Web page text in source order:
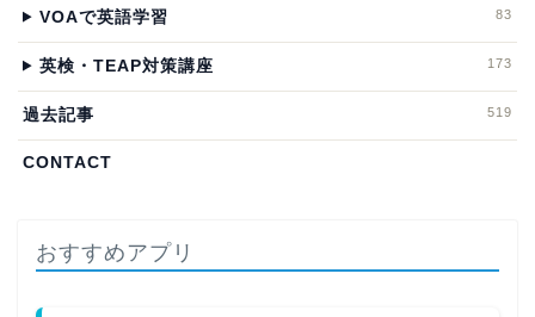
VOAで英語学習 83
英検・TEAP対策講座 173
過去記事 519
CONTACT
おすすめアプリ